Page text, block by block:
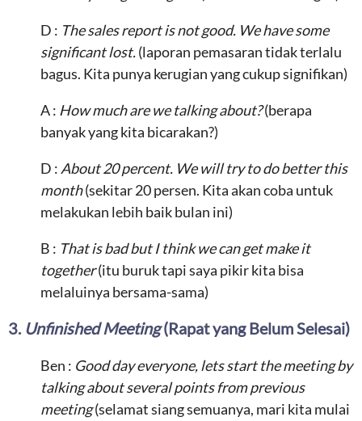
D : The sales report is not good. We have some
significant lost.(laporan pemasaran tidak terlalu
bagus. Kita punya kerugian yang cukup signifikan)
A : How much are we talking about?(berapa
banyak yang kita bicarakan?)
D : About 20 percent. We will try to do better this
month(sekitar 20 persen. Kita akan coba untuk
melakukan lebih baik bulan ini)
B : That is bad but I think we can get make it
together(itu buruk tapi saya pikir kita bisa
melaluinya bersama-sama)
3. Unfinished Meeting(Rapat yang Belum Selesai)
Ben : Good day everyone, lets start the meeting by
talking about several points from previous
meeting(selamat siang semuanya, mari kita mulai